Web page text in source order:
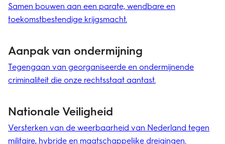
Samen bouwen aan een parate, wendbare en
toekomstbestendige krijgsmacht.
Aanpak van ondermijning
Tegengaan van georganiseerde en ondermijnende
criminaliteit die onze rechtsstaat aantast.
Nationale Veiligheid
Versterken van de weerbaarheid van Nederland tegen
militaire, hybride en maatschappelijke dreigingen.